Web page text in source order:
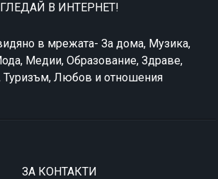
ГЛЕДАЙ В ИНТЕРНЕТ!
в мрежата- За дома, Музика,
Медии, Образование, Здраве,
Туризъм, Любов и отношения
ЗА КОНТАКТИ